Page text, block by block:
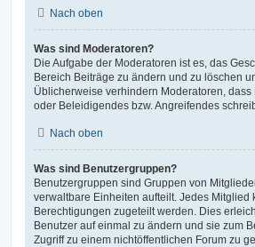
Nach oben
Was sind Moderatoren?
Die Aufgabe der Moderatoren ist es, das
Bereich Beiträge zu ändern und zu löschen
Üblicherweise verhindern Moderatoren, dass
oder Beleidigendes bzw. Angreifendes
Nach oben
Was sind Benutzergruppen?
Benutzergruppen sind Gruppen von
verwaltbare Einheiten aufteilt. Jedes
Berechtigungen zugeteilt werden. Dies
Benutzer auf einmal zu ändern und sie zum
Zugriff zu einem nichtöffentlichen Forum zu